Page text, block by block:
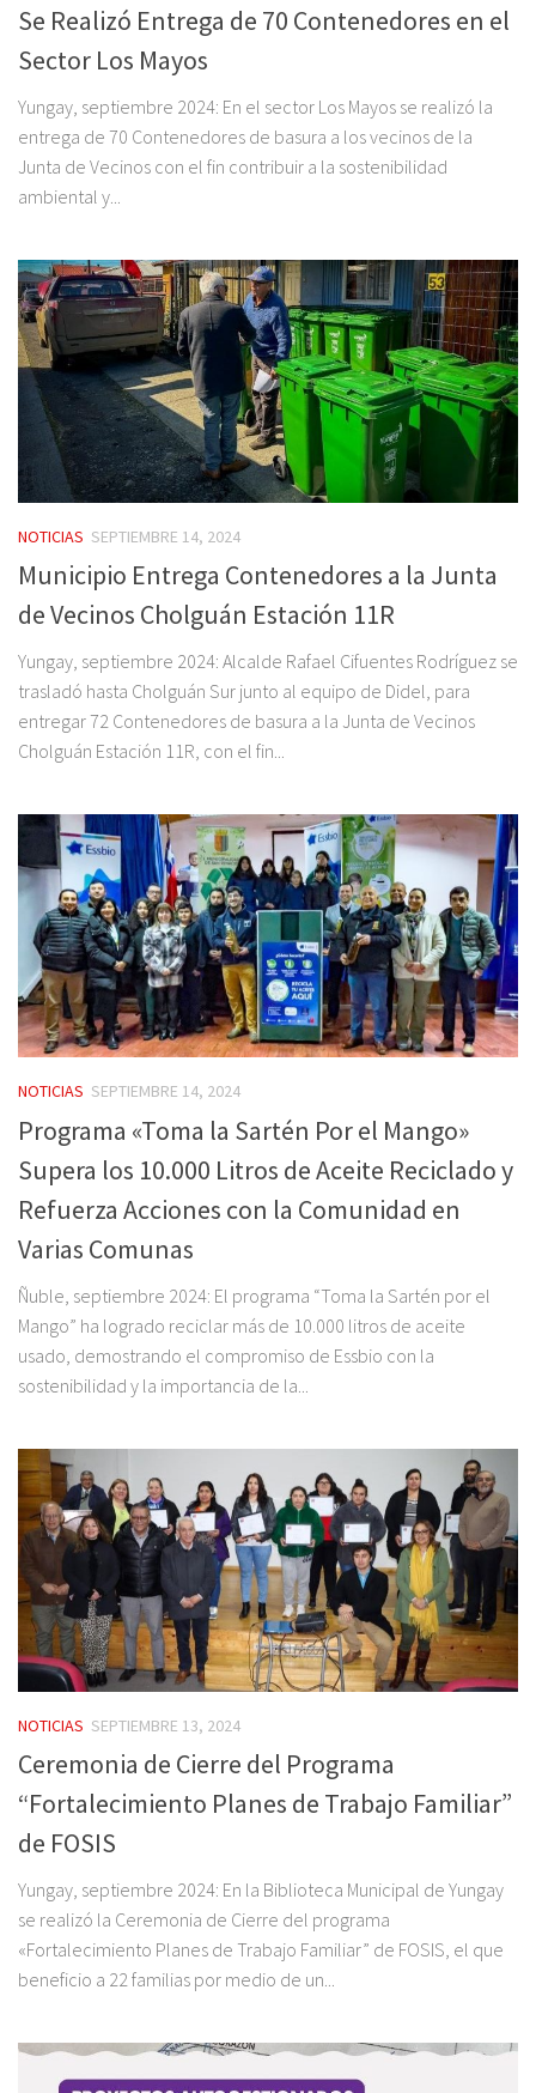
Se Realizó Entrega de 70 Contenedores en el
Sector Los Mayos
Yungay, septiembre 2024: En el sector Los Mayos se realizó la
entrega de 70 Contenedores de basura a los vecinos de la
Junta de Vecinos con el fin contribuir a la sostenibilidad
ambiental y...
NOTICIAS SEPTIEMBRE 14, 2024
Municipio Entrega Contenedores a la Junta
de Vecinos Cholguán Estación 11R
Yungay, septiembre 2024: Alcalde Rafael Cifuentes Rodríguez se
trasladó hasta Cholguán Sur junto al equipo de Didel, para
entregar 72 Contenedores de basura a la Junta de Vecinos
Cholguán Estación 11R, con el fin...
NOTICIAS SEPTIEMBRE 14, 2024
Programa «Toma la Sartén Por el Mango»
Supera los 10.000 Litros de Aceite Reciclado y
Refuerza Acciones con la Comunidad en
Varias Comunas
Ñuble, septiembre 2024: El programa “Toma la Sartén por el
Mango” ha logrado reciclar más de 10.000 litros de aceite
usado, demostrando el compromiso de Essbio con la
sostenibilidad y la importancia de la...
NOTICIAS SEPTIEMBRE 13, 2024
Ceremonia de Cierre del Programa
“Fortalecimiento Planes de Trabajo Familiar”
de FOSIS
Yungay, septiembre 2024: En la Biblioteca Municipal de Yungay
se realizó la Ceremonia de Cierre del programa
«Fortalecimiento Planes de Trabajo Familiar” de FOSIS, el que
beneficio a 22 familias por medio de un...